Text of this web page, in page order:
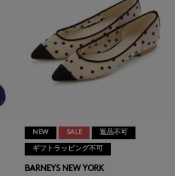
NEW SALE 返品不可
ギフトラッピング不可
BARNEYS NEW YORK